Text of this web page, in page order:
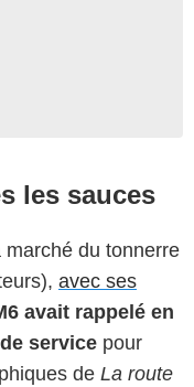
les sauces
du tonnerre
avec ses
avait rappelé en
service pour
de La route